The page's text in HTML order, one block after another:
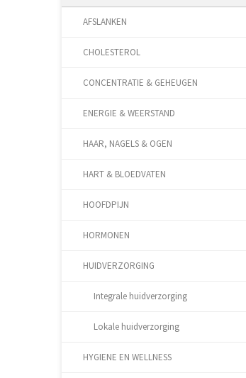
AFSLANKEN
CHOLESTEROL
CONCENTRATIE & GEHEUGEN
ENERGIE & WEERSTAND
HAAR, NAGELS & OGEN
HART & BLOEDVATEN
HOOFDPIJN
HORMONEN
HUIDVERZORGING
Integrale huidverzorging
Lokale huidverzorging
HYGIENE EN WELLNESS